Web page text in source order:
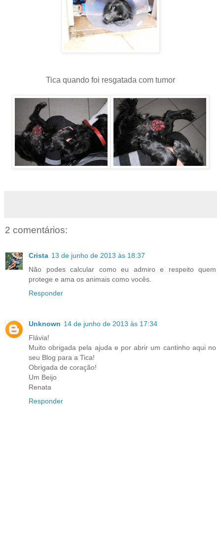
Tica quando foi resgatada com tumor
2 comentários:
Crista 13 de junho de 2013 às 18:37
Não podes calcular como eu admiro e respeito quem
protege e ama os animais como vocês.
Responder
Unknown 14 de junho de 2013 às 17:34
Flávia!
Muito obrigada pela ajuda e por abrir um cantinho aqui no
seu Blog para a Tica!
Obrigada de coração!
Um Beijo
Renata
Responder